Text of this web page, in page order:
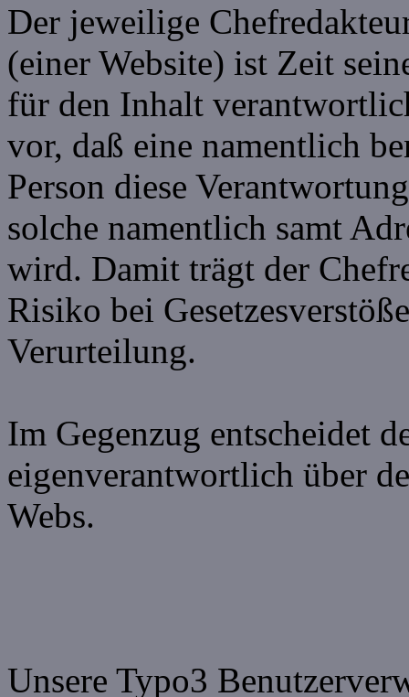
Der jeweilige
(einer Website) ist Zeit
für den Inhalt
vor, daß eine namentlich
Person diese
solche namentlich samt
wird. Damit trägt der
Risiko bei
Verurteilung.
Im Gegenzug entscheidet
eigenverantwortlich über
Webs.
Unsere Typo3